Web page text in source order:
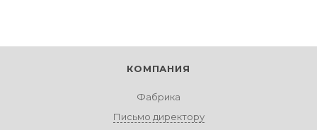
КОМПАНИЯ
Фабрика
Письмо директору